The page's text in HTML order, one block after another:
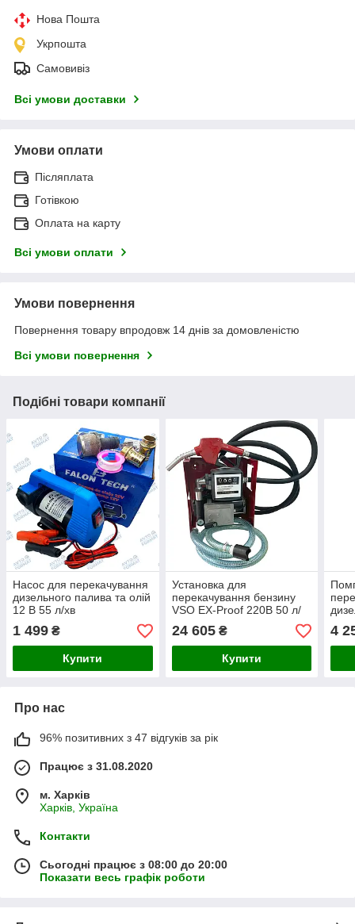
Нова Пошта
Укрпошта
Самовивіз
Всі умови доставки
Умови оплати
Післяплата
Готівкою
Оплата на карту
Всі умови оплати
Умови повернення
Повернення товару впродовж 14 днів за домовленістю
Всі умови повернення
Подібні товари компанії
Насос для перекачування
дизельного палива та олій
12 В 55 л/хв
1 499 ₴
Купити
Установка для
перекачування бензину
VSO EX-Proof 220В 50 л/
хв (VS1350-220)
24 605₴
Купити
ДК
4
Про нас
96% позитивних з 47 відгуків за рік
Працює з 31.08.2020
м. Харків
Харків, Україна
Контакти
Сьогодні працює з 08:00 до 20:00
Показати весь графік роботи